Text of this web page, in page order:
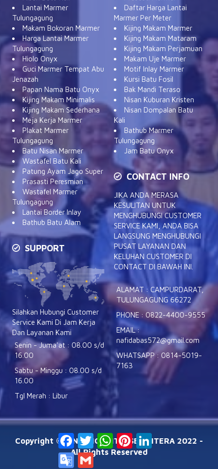
Lantai Marmer
Tulungagung
Makam Bokoran Marmer
Harga Lantai Marmer
Tulungagung
Hiolo Onyx
Guci Marmer Tempat Abu
Jenazah
Papan Nama Batu Onyx
Kijing Makam Minimalis
Kijing Makam Sederhana
Meja Kerja Marmer
Plakat Marmer
Tulungagung
Batu Nisan Marmer
Wastafel Batu Kali
Patung Ayam Jago Super
Prasasti Peresmian
Wastafel Marmer
Tulungagung
Lantai Border Inlay
Bathub Batu Alam
SUPPORT
Silahkan Hubungi Customer
Service Kami Di Jam Kerja
Dan Layanan Kami
Senin - Juma'at : 08.00 s/d
16.00
Sabtu - Minggu : 08.00 s/d
16.00
Tgl Merah : Libur
Daftar Harga Lantai
Marmer Per Meter
Kijing Makam Marmer
Kijing Makam Mataram
Kijing Makam Perjamuan
Makam Uje Marmer
Motif Inlay Marmer
Kursi Batu Fosil
Bak Mandi Teraso
Nisan Kuburan Kristen
Nisan Dompalan Batu
Kali
Bathub Marmer
Tulungagung
Jam Batu Onyx
CONTACT INFO
JIKA ANDA MERASA
KESULITAN UNTUK
MENGHUBUNGI CUSTOMER
SERVICE KAMI, ANDA BISA
LANGSUNG MENGHUBUNGI
PUSAT LAYANAN DAN
KELUHAN CUSTOMER DI
CONTACT DI BAWAH INI.
ALAMAT : CAMPURDARAT,
TULUNGAGUNG 66272
PHONE : 0822-4400-9555
EMAIL :
nafidabas572@gmail.com
WHATSAPP : 0814-5019-
7163
Copyright © BINTANG ANTIK SEJAHTERA 2022 -
All Rights Reserved
FacebookTwitterWhatsAppPinterestLinkedIn
Google
Translate
Gmail